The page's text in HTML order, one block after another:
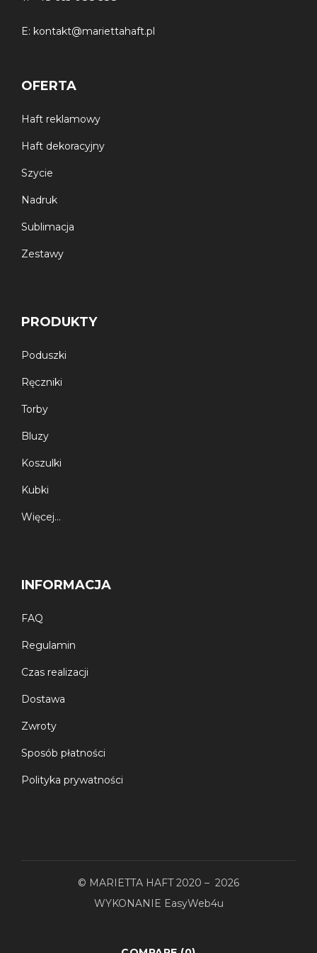
E: kontakt@mariettahaft.pl
OFERTA
Haft reklamowy
Haft dekoracyjny
Szycie
Nadruk
Sublimacja
Zestawy
PRODUKTY
Poduszki
Ręczniki
Torby
Bluzy
Koszulki
Kubki
Więcej…
INFORMACJA
FAQ
Regulamin
Czas realizacji
Dostawa
Zwroty
Sposób płatności
Polityka prywatności
© MARIETTA HAFT 2020 – 2026
WYKONANIE EasyWeb4u